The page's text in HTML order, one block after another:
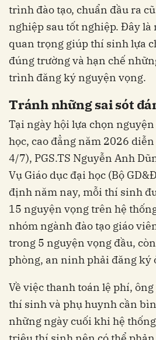
trình đào tạo, chuẩn đầu ra
nghiệp sau tốt nghiệp. Đây
quan trọng giúp thí sinh lựa
đúng trường và hạn chế
trình đăng ký nguyện vọng.
Tránh những sai sót
Tại ngày hội lựa chọn
học, cao đẳng năm 2026
4/7), PGS.TS Nguyễn Anh
Vụ Giáo dục đại học (Bộ
định năm nay, mỗi thí sinh
15 nguyện vọng trên hệ
nhóm ngành đào tạo giáo
trong 5 nguyện vọng đầu,
phòng, an ninh phải đăng ký
Về việc thanh toán lệ phí,
thí sinh và phụ huynh cần
những ngày cuối khi hệ